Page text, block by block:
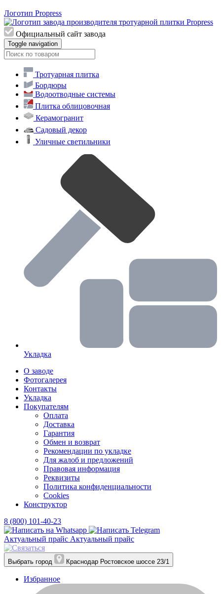
Логотип Propress
Официальный сайт завода
Toggle navigation
Тротуарная плитка
Бордюры
Водоотводные системы
Плитка облицовочная
Керамогранит
Садовый декор
Уличные светильники
Укладка
О заводе
Фотогалерея
Контакты
Укладка
Покупателям
Оплата
Доставка
Гарантия
Обмен и возврат
Рекомендации по укладке
Для жалоб и предложений
Правовая информация
Реквизиты
Политика конфиденциальности
Cookies
Конструктор
8 (800) 101-40-23
Актуальный прайс Актуальный прайс
Выбрать город Краснодар Ростовское шоссе 23/1
Избранное